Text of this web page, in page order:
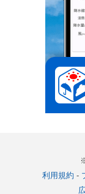
利用規約 -